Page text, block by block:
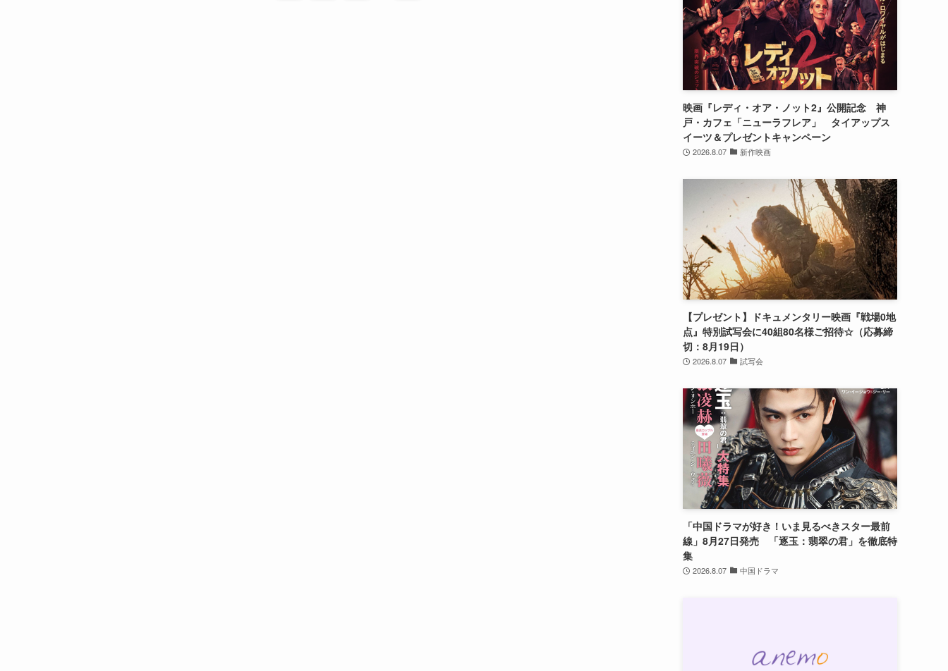
映画『レディ・オア・ノット2』公開記念 神
戸・カフェ「ニューラフレア」 タイアップス
イーツ＆プレゼントキャンペーン
2026.8.07 新作映画
【プレゼント】ドキュメンタリー映画『戦場0地
点』特別試写会に40組80名様ご招待☆（応募締
切：8月19日）
2026.8.07 試写会
「中国ドラマが好き！いま見るべきスター最前
線」8月27日発売 「逐玉：翡翠の君」を徹底特
集
2026.8.07 中国ドラマ